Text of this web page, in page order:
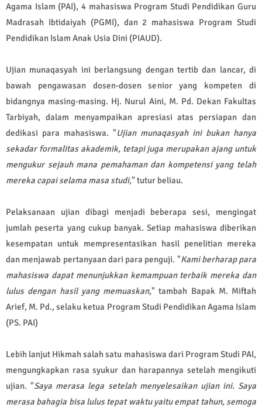
Agama Islam (PAI), 4 mahasiswa Program Studi Pendidikan Guru
Madrasah Ibtidaiyah (PGMI), dan 2 mahasiswa Program Studi
Pendidikan Islam Anak Usia Dini (PIAUD).
Ujian munaqasyah ini berlangsung dengan tertib dan lancar, di
bawah pengawasan dosen-dosen senior yang kompeten di
bidangnya masing-masing. Hj. Nurul Aini, M. Pd. Dekan Fakultas
Tarbiyah, dalam menyampaikan apresiasi atas persiapan dan
dedikasi para mahasiswa. "Ujian munaqasyah ini bukan hanya
sekadar formalitas akademik, tetapi juga merupakan ajang untuk
mengukur sejauh mana pemahaman dan kompetensi yang telah
mereka capai selama masa studi," tutur beliau.
Pelaksanaan ujian dibagi menjadi beberapa sesi, mengingat
jumlah peserta yang cukup banyak. Setiap mahasiswa diberikan
kesempatan untuk mempresentasikan hasil penelitian mereka
dan menjawab pertanyaan dari para penguji. "Kami berharap para
mahasiswa dapat menunjukkan kemampuan terbaik mereka dan
lulus dengan hasil yang memuaskan," tambah Bapak M. Miftah
Arief, M. Pd., selaku ketua Program Studi Pendidikan Agama Islam
(PS. PAI)
Lebih lanjut Hikmah salah satu mahasiswa dari Program Studi PAI,
mengungkapkan rasa syukur dan harapannya setelah mengikuti
ujian. "Saya merasa lega setelah menyelesaikan ujian ini. Saya
merasa bahagia bisa lulus tepat waktu yaitu empat tahun, semoga